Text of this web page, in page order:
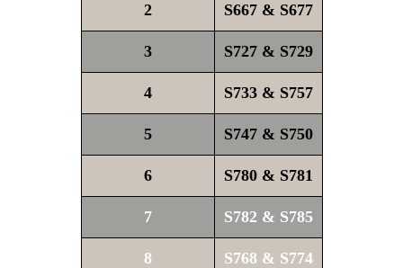
2 S667 & S677
3 S727 & S729
4 S733 & S757
5 S747 & S750
6 S780 & S781
7 S782 & S785
8 S768 & S774